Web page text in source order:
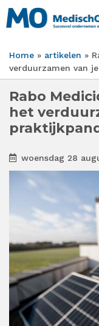
Overslaan
en
inhoud
gaan
Kruimelpad
Home artikelen
verduurzamen van
Rabo
het
woensdag 28